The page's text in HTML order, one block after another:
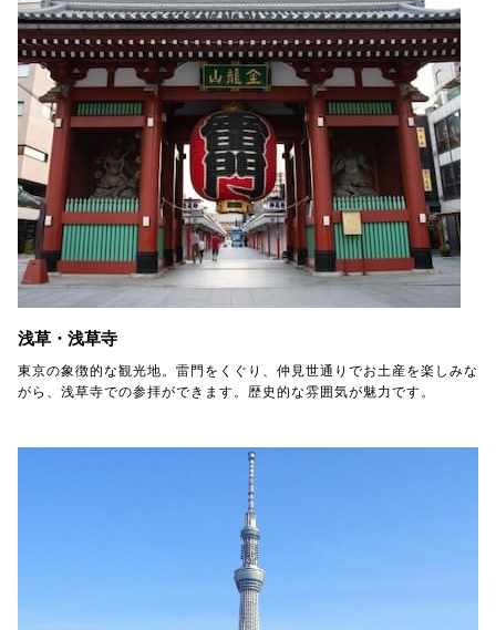
浅草・浅草寺
東京の象徴的な観光地。雷門をくぐり、仲見世通りでお土産を楽しみな
がら、浅草寺での参拝ができます。歴史的な雰囲気が魅力です。